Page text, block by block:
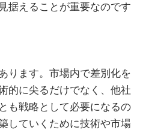
据えることが重要なのです
ります。市場内で差別化を
的に尖るだけでなく、他社
も戦略として必要になるの
していくために技術や市場